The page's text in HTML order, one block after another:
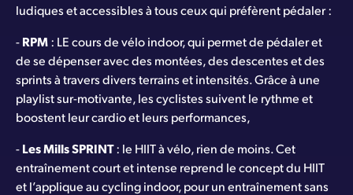
ludiques et accessibles à tous ceux qui préfèrent pédaler :
-RPM: LE cours de vélo indoor, qui permet de pédaler et
de se dépenser avec des montées, des descentes et des
sprints à travers divers terrains et intensités. Grâce à une
playlist sur-motivante, les cyclistes suivent le rythme et
boostent leur cardio et leurs performances,
-Les Mills SPRINT: le HIIT à vélo, rien de moins. Cet
entraînement court et intense reprend le concept du HIIT
et l’applique au cycling indoor, pour un entraînement sans